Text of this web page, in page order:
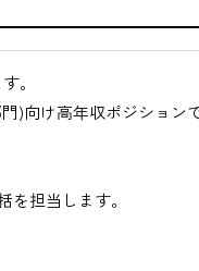
。
)向け高年収ポジション
担当します。